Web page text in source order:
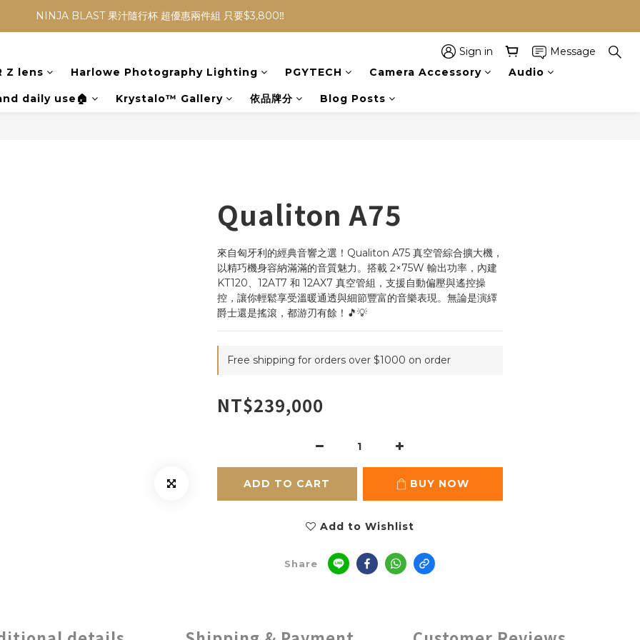
NINJA BLAST 果汁隨行杯 超優惠兩件組 只要$3,800‼️
NINJA BLAST 果汁隨行杯 超優惠兩件組 只要$3,800‼️
加入會員贈$300購物金💰｜消費即享2%回饋 (部分商品不適用)
Sign in
Message
Z lens Harlowe Photography Lighting PGYTECH Camera Accessory Audio
daily use🏠 Krystalo™ Gallery 依品牌分 Blog Posts
Qualiton A75
來自匈牙利的經典音響之選！Qualiton A75 真空管綜合擴大機，
以精巧機身容納滿滿的音質魅力。搭載 2×75W 輸出功率，內建
KT120、12AT7 和 12AX7 真空管組，支援自動偏壓與遙控操
控，讓你輕鬆享受溫暖通透與細節豐富的音樂表現。無論是演繹
爵士還是搖滾，都游刃有餘！🎵💡
Free shipping for orders over $1000 on order
NT$239,000
ADD TO CART BUY NOW
Add to Wishlist
Share
BUY NOW